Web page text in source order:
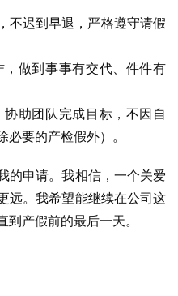
不迟到早退，严格遵守请假
做到事事有交代、件件有
助团队完成目标，不因自
要的产检假外）。
的申请。我相信，一个关爱
远。我希望能继续在公司这
产假前的最后一天。